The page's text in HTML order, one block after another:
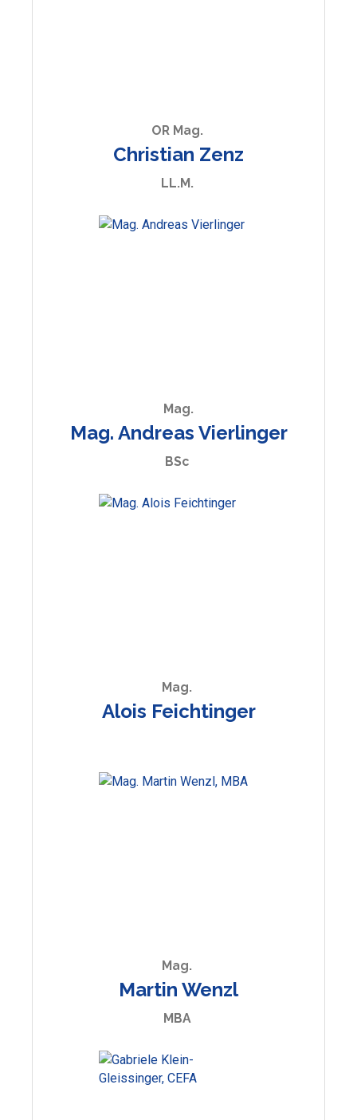
OR Mag.
Christian Zenz
LL.M.
Mag.
Mag. Andreas Vierlinger
BSc
Mag.
Alois Feichtinger
Mag.
Martin Wenzl
MBA